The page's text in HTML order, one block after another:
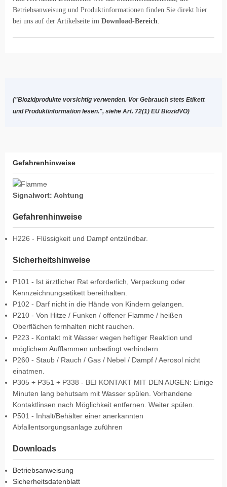
Betriebsanweisung und Produktinformationen finden Sie direkt hier
bei uns auf der Artikelseite im Download-Bereich
("Biozidprodukte vorsichtig verwenden. Vor Gebrauch stets Etikett
und Produktinformation lesen.", siehe Art. 72(1) EU BiozidVO)
Gefahrenhinweise
Signalwort: Achtung
Gefahrenhinweise
H226 - Flüssigkeit und Dampf entzündbar.
Sicherheitshinweise
P101 - Ist ärztlicher Rat erforderlich, Verpackung oder
Kennzeichnungsetikett bereithalten.
P102 - Darf nicht in die Hände von Kindern gelangen.
P210 - Von Hitze / Funken / offener Flamme / heißen
Oberflächen fernhalten nicht rauchen.
P223 - Kontakt mit Wasser wegen heftiger Reaktion und
möglichem Aufflammen unbedingt verhindern.
P260 - Staub / Rauch / Gas / Nebel / Dampf / Aerosol nicht
einatmen.
P305 + P351 + P338 - BEI KONTAKT MIT DEN AUGEN: Einige
Minuten lang behutsam mit Wasser spülen. Vorhandene
Kontaktlinsen nach Möglichkeit entfernen. Weiter spülen.
P501 - Inhalt/Behälter einer anerkannten
Abfallentsorgungsanlage zuführen
Downloads
Betriebsanweisung
Sicherheitsdatenblatt